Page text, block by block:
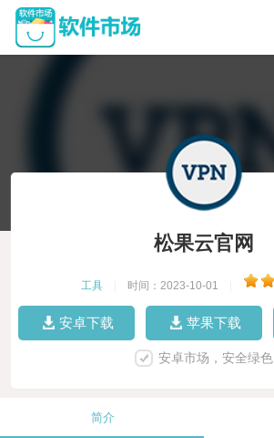
松果云官网
工具 时间：2023-10-01
安卓下载 苹果下载
安卓市场，安全绿色
简介